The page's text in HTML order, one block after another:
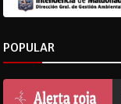
POPULAR